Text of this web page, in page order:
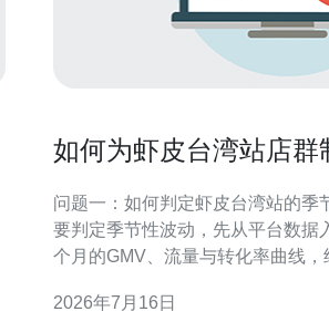
如何为虾皮台湾站店群
问题一：如何判定虾皮台湾站的季
要判定季节性波动，先从平台数据
个月的GMV、流量与转化率曲线，
（如农历新年、中秋、双十等）与
2026年7月16日